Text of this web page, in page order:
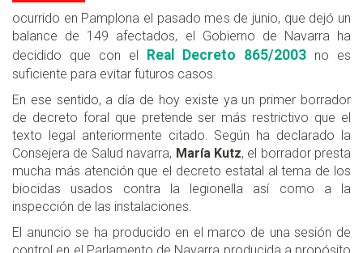
ocurrido en Pamplona el pasado mes de junio, que dejó un
balance de 149 afectados, el Gobierno de Navarra ha
decidido que con el
Real Decreto 865/2003 no es
suficiente para evitar futuros casos.
En ese sentido, a día de hoy existe ya un primer borrador
de decreto foral que pretende ser más restrictivo que el
texto legal anteriormente citado. Según ha declarado la
Consejera de Salud navarra, María Kutz, el borrador presta
mucha más atención que el decreto estatal al tema de los
biocidas usados contra la legionella así como a la
inspección de las instalaciones.
El anuncio se ha producido en el marco de una sesión de